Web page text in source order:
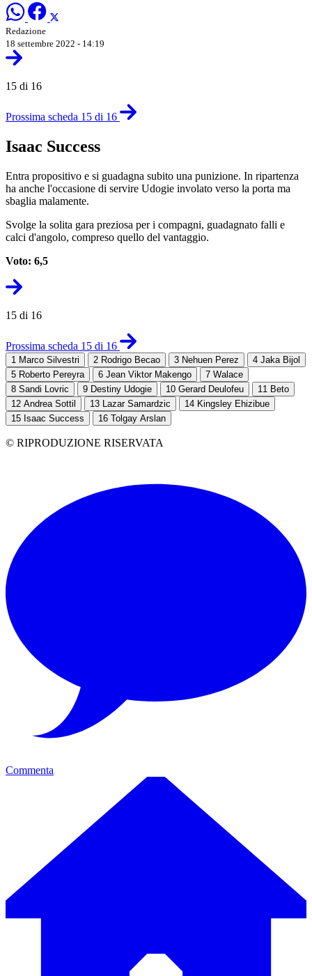
Redazione
18 settembre 2022 - 14:19
15 di 16
Prossima scheda 15 di 16
Isaac Success
Entra propositivo e si guadagna subito una punizione. In ripartenza
ha anche l'occasione di servire Udogie involato verso la porta ma
sbaglia malamente.
Svolge la solita gara preziosa per i compagni, guadagnato falli e
calci d'angolo, compreso quello del vantaggio.
Voto: 6,5
15 di 16
Prossima scheda 15 di 16
1 Marco Silvestri 2 Rodrigo Becao 3 Nehuen Perez 4 Jaka Bijol
5 Roberto Pereyra 6 Jean Viktor Makengo 7 Walace
8 Sandi Lovric 9 Destiny Udogie 10 Gerard Deulofeu 11 Beto
12 Andrea Sottil 13 Lazar Samardzic 14 Kingsley Ehizibue
15 Isaac Success 16 Tolgay Arslan
© RIPRODUZIONE RISERVATA
Commenta